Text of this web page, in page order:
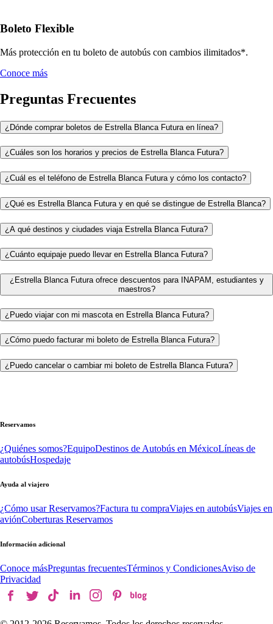
Boleto Flexible
Más protección en tu boleto de autobús con cambios ilimitados*.
Conoce más
Preguntas Frecuentes
¿Dónde comprar boletos de Estrella Blanca Futura en línea?
¿Cuáles son los horarios y precios de Estrella Blanca Futura?
¿Cuál es el teléfono de Estrella Blanca Futura y cómo los contacto?
¿Qué es Estrella Blanca Futura y en qué se distingue de Estrella Blanca?
¿A qué destinos y ciudades viaja Estrella Blanca Futura?
¿Cuánto equipaje puedo llevar en Estrella Blanca Futura?
¿Estrella Blanca Futura ofrece descuentos para INAPAM, estudiantes y
maestros?
¿Puedo viajar con mi mascota en Estrella Blanca Futura?
¿Cómo puedo facturar mi boleto de Estrella Blanca Futura?
¿Puedo cancelar o cambiar mi boleto de Estrella Blanca Futura?
Reservamos
¿Quiénes somos?EquipoDestinos de Autobús en MéxicoLíneas de
autobúsHospedaje
Ayuda al viajero
¿Cómo usar Reservamos?Factura tu compraViajes en autobúsViajes en
aviónCoberturas Reservamos
Información adicional
Conoce másPreguntas frecuentesTérminos y CondicionesAviso de
Privacidad